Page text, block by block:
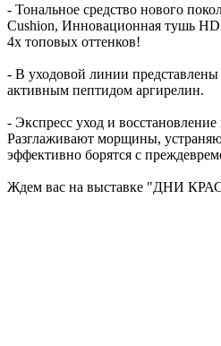
- Тональное средство нового
Cushion, Инновационная тушь HD
4х топовых оттенков!
- В уходовой линии представлены
активным пептидом аргирелин.
- Экспресс уход и
Разглаживают морщины,
эффективно борятся с
Ждем вас на выставке "ДНИ